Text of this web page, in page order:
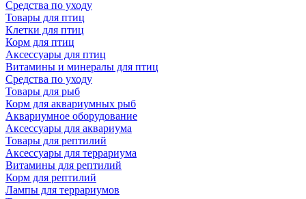
Средства по уходу
Товары для птиц
Клетки для птиц
Корм для птиц
Аксессуары для птиц
Витамины и минералы для птиц
Средства по уходу
Товары для рыб
Корм для аквариумных рыб
Аквариумное оборудование
Аксессуары для аквариума
Товары для рептилий
Аксессуары для террариума
Витамины для рептилий
Корм для рептилий
Лампы для террариумов